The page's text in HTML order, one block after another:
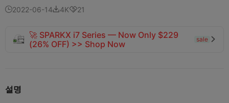
2022-06-144K21
🚀 SPARKX i7 Series — Now Only $229
(26% OFF) >> Shop Now
sale 
설명